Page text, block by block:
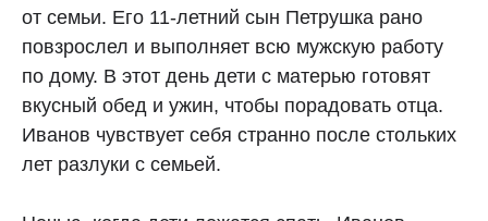
от семьи. Его 11-летний сын Петрушка рано
повзрослел и выполняет всю мужскую работу
по дому. В этот день дети с матерью готовят
вкусный обед и ужин, чтобы порадовать отца.
Иванов чувствует себя странно после стольких
лет разлуки с семьей.